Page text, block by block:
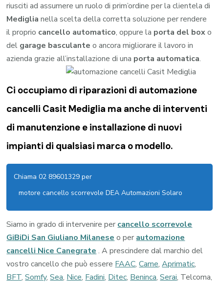
riusciti ad assumere un ruolo di prim’ordine per la clientela di
Mediglia nella scelta della corretta soluzione per rendere
il proprio cancello automatico, oppure la porta del boxo
del garage basculante o ancora migliorare il lavoro in
azienda grazie all’installazione di una porta automatica.
Ci occupiamo di riparazioni di automazione
cancelli Casit Mediglia ma anche di interventi
di manutenzione e installazione di nuovi
impianti di qualsiasi marca o modello.
Chiama 02 89601329 per
motore cancello scorrevole DEA Automazioni Solaro
Siamo in grado di intervenire per cancello scorrevole
GiBiDi San Giuliano Milanese o per automazione
cancelli Nice Canegrate . A prescindere dal marchio del
vostro cancello che può essere FAAC,Came,Aprimatic,
BFT,Somfy,Sea, Nice, Fadini, Ditec, Beninca,Serai, Telcoma,